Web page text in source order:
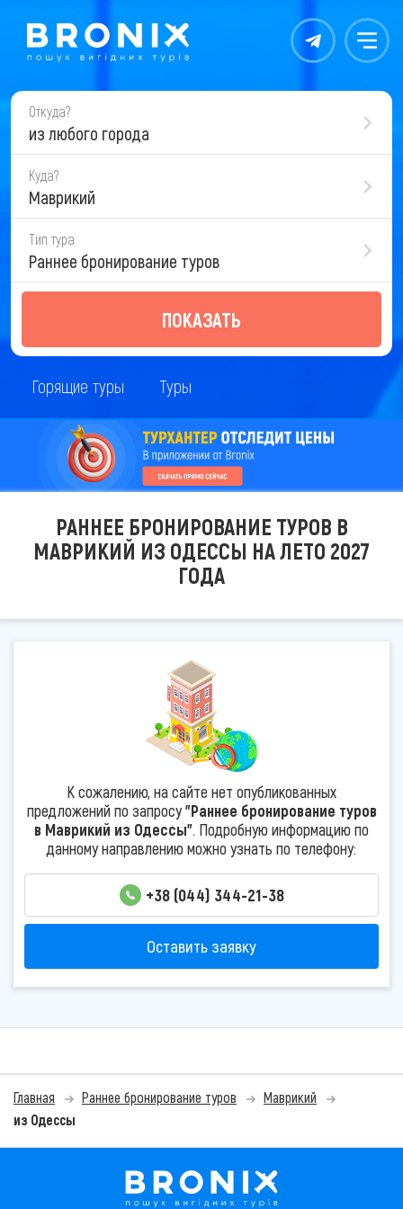
Контакты Меню
Откуда?
из любого города
Куда?
Маврикий
Тип тура
Раннее бронирование туров
ПОКАЗАТЬ
Горящие туры Туры
РАННЕЕ БРОНИРОВАНИЕ ТУРОВ В
МАВРИКИЙ ИЗ ОДЕССЫ НА ЛЕТО 2027
ГОДА
К сожалению, на сайте нет опубликованных
предложений по запросу"Раннее бронирование туров
в Маврикий из Одессы". Подробную информацию по
данному направлению можно узнать по телефону:
+38 (044) 344-21-38
Оставить заявку
Главная Раннее бронирование туров
Маврикий
из Одессы